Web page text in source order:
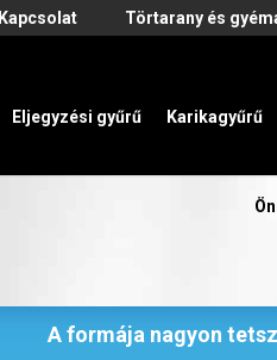
Kapcsolat Törtarany és
Eljegyzési gyűrű Karikagyűrű
A formája nagyon